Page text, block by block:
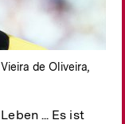
de Oliveira,
... Es ist